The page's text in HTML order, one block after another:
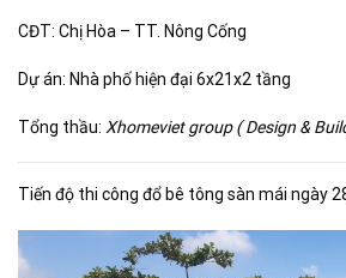
CĐT: Chị Hòa – TT. Nông Cống
Dự án: Nhà phố hiện đại 6x21x2 tầng
Tổng thầu: Xhomeviet group ( Design &
Tiến độ thi công đổ bê tông sàn mái ngày